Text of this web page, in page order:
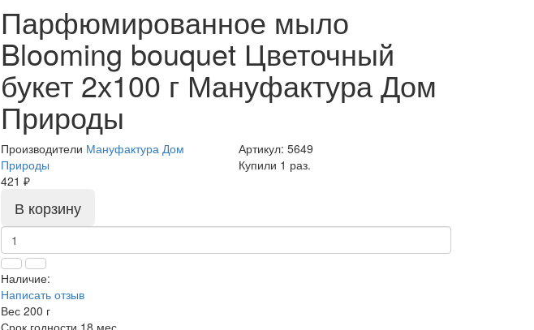
Парфюмированное мыло
Blooming bouquet Цветочный
букет 2х100 г Мануфактура Дом
Природы
Производители Мануфактура Дом
Природы
Артикул: 5649
Купили 1 раз.
421 ₽
В корзину
Наличие:
Написать отзыв
Вес 200 г
Срок годности 18 мес